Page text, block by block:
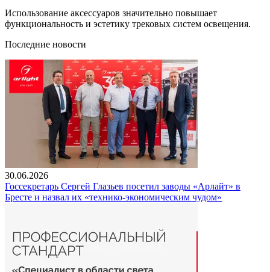
Использование аксессуаров значительно повышает
функциональность и эстетику трековых систем освещения.
Последние новости
30.06.2026
Госсекретарь Сергей Глазьев посетил заводы «Арлайт» в
Бресте и назвал их «технико-экономическим чудом»